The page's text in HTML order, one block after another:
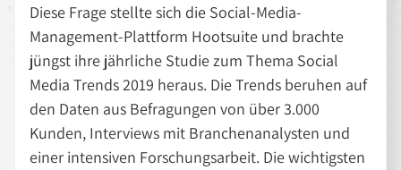
Diese Frage stellte sich die Social-Media-
Management-Plattform Hootsuite und brachte
jüngst ihre jährliche Studie zum Thema Social
Media Trends 2019 heraus. Die Trends beruhen auf
den Daten aus Befragungen von über 3.000
Kunden, Interviews mit Branchenanalysten und
einer intensiven Forschungsarbeit. Die wichtigsten